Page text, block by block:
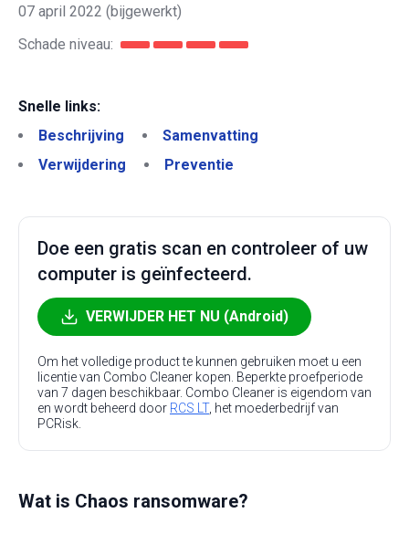
07 april 2022 (bijgewerkt)
Schade niveau:
Snelle links:
Beschrijving
Samenvatting
Verwijdering
Preventie
Doe een gratis scan en controleer of uw
computer is geïnfecteerd.
VERWIJDER HET NU (Android)
Om het volledige product te kunnen gebruiken moet u een
licentie van Combo Cleaner kopen. Beperkte proefperiode
van 7 dagen beschikbaar. Combo Cleaner is eigendom van
en wordt beheerd door RCS LT, het moederbedrijf van
PCRisk.
Wat is Chaos ransomware?